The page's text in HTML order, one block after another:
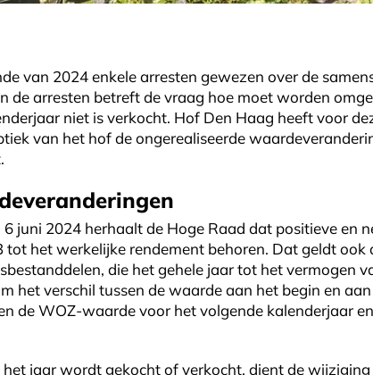
van 2024 enkele arresten gewezen over de
de arresten betreft de vraag hoe moet worden
niet is verkocht. Hof Den Haag heeft voor
van het hof de ongerealiseerde
juni 2024 herhaalt de Hoge Raad dat positieve en
het werkelijke rendement behoren. Dat geldt
die het gehele jaar tot het vermogen
het verschil tussen de waarde aan het begin en
de WOZ-waarde voor het volgende kalenderjaar
jaar wordt gekocht of verkocht, dient de